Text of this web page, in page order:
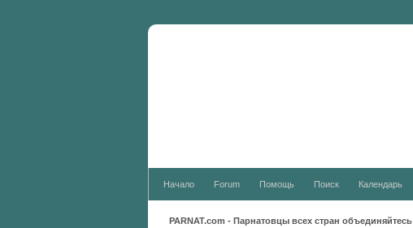
Начало Forum Помощь Поиск Календарь
PARNAT.com - Парнатовцы всех стран объединяйтесь